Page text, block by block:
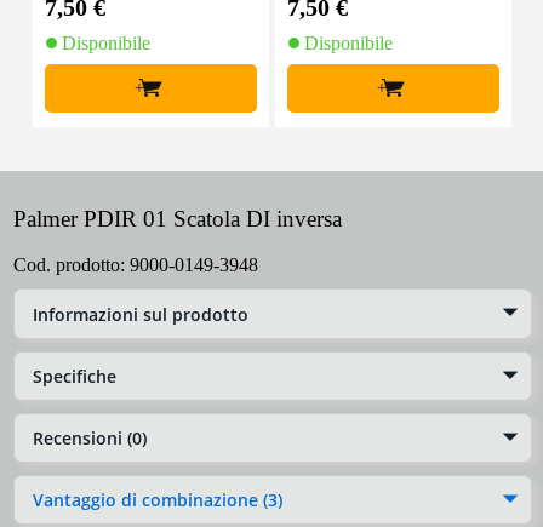
7,50 €
Disponibile
+
7,50 €
Disponibile
+
Palmer PDIR 01 Scatola DI inversa
Cod. prodotto: 9000-0149-3948
Informazioni sul prodotto
Specifiche
Recensioni (0)
Vantaggio di combinazione (3)